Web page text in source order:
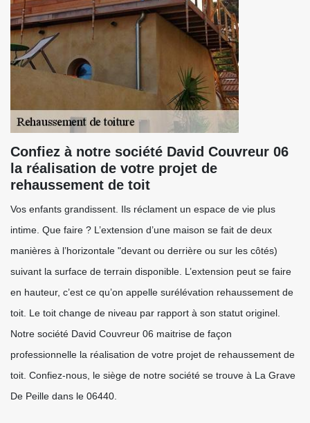
Confiez à notre société David Couvreur 06
la réalisation de votre projet de
rehaussement de toit
Vos enfants grandissent. Ils réclament un espace de vie plus
intime. Que faire ? L’extension d’une maison se fait de deux
manières à l’horizontale "devant ou derrière ou sur les côtés)
suivant la surface de terrain disponible. L’extension peut se faire
en hauteur, c’est ce qu’on appelle surélévation rehaussement de
toit. Le toit change de niveau par rapport à son statut originel.
Notre société David Couvreur 06 maitrise de façon
professionnelle la réalisation de votre projet de rehaussement de
toit. Confiez-nous, le siège de notre société se trouve à La Grave
De Peille dans le 06440.